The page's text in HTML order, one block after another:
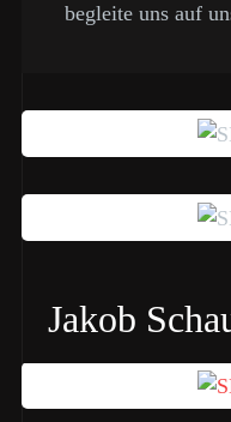
begleite uns auf
Jakob